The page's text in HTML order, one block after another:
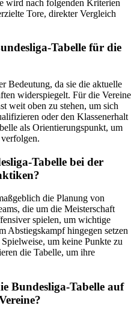
wird nach folgenden Kriterien
Tore, direkter Vergleich
Tabelle für die
Bedeutung, da sie die aktuelle
widerspiegelt. Für die Vereine
weit oben zu stehen, um sich
oder den Klassenerhalt
als Orientierungspunkt, um
Tabelle bei der
die Planung von
die um die Meisterschaft
spielen, um wichtige
Abstiegskampf hingegen setzen
um keine Punkte zu
die Tabelle, um ihre
Bundesliga-Tabelle auf